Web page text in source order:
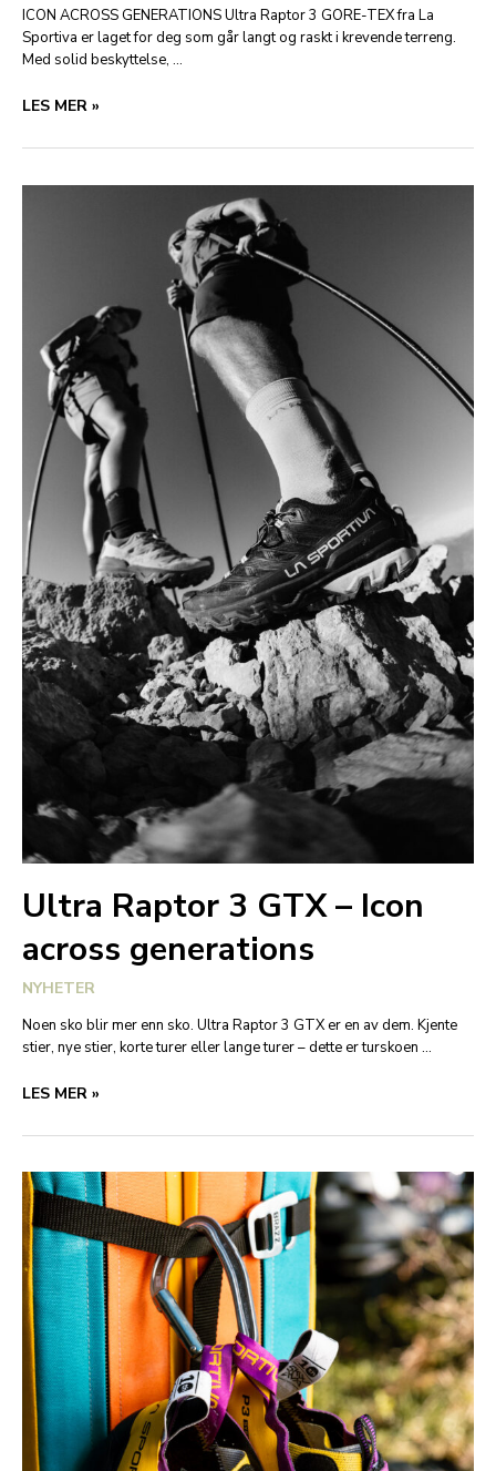
ICON ACROSS GENERATIONS Ultra Raptor 3 GORE-TEX fra La
Sportiva er laget for deg som går langt og raskt i krevende terreng.
Med solid beskyttelse, …
ULTRA
3
LES MER »
Ultra Raptor 3 GTX – Icon
across generations
NYHETER
Noen sko blir mer enn sko. Ultra Raptor 3 GTX er en av dem. Kjente
stier, nye stier, korte turer eller lange turer – dette er turskoen …
ULTRA
3
–
ICON
ACROSS
GENERATIONS
LES MER »